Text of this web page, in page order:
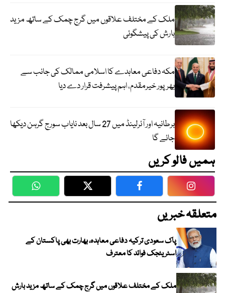
ملک کے مختلف علاقوں میں گرج چمک کے ساتھ مزید
بارش کی پیشگوئی
مکہ دفاعی معاہدے کا اسلامی ممالک کی جانب سے
بھرپور خیرمقدم، اہم پیشرفت قرار دے دیا
برطانیہ اور آئرلینڈ میں 27 سال بعد نایاب سورج گرہن دیکھا
جائے گا
ہمیں فالو کریں
WhatsApp Twitter Facebook
متعلقہ خبریں
پاک سعودی ترکیہ دفاعی معاہدہ، بھارت بھی پاکستان کے
اسٹریٹجک فوائد کا معترف
ملک کے مختلف علاقوں میں گرج چمک کے ساتھ مزید بارش